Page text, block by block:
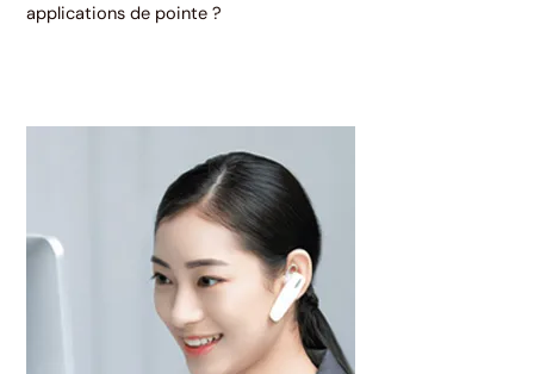
applications de pointe ?